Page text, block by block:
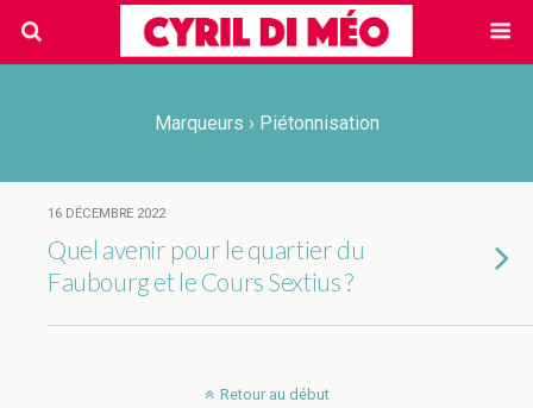
Marqueurs › Piétonnisation
16 DÉCEMBRE 2022
Quel avenir pour le quartier du
Faubourg et le Cours Sextius ?
Retour au début